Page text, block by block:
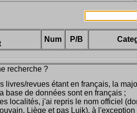
Num P/B
recherche ?
livres/revues étant en français, la
base de données sont en français ;
localités, j'ai repris le nom officiel
Liège et pas Luik), à l'exception